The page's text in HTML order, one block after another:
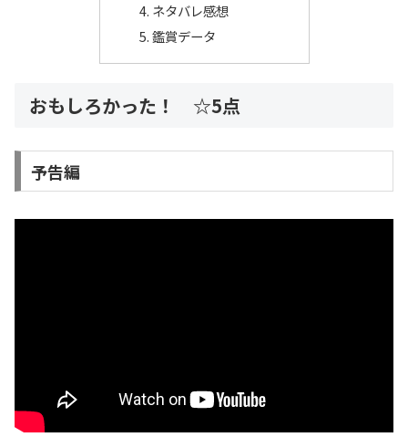
ネタバレ感想
鑑賞データ
おもしろかった！ ☆5点
予告編